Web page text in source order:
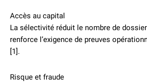
Accès au capital
La sélectivité réduit le nombre de
renforce l’exigence de preuves
[1].
Risque et fraude